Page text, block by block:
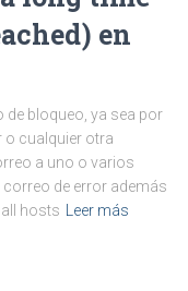
en
de bloqueo, ya sea por
o cualquier otra
a uno o varios
de error además
all hosts Leer más